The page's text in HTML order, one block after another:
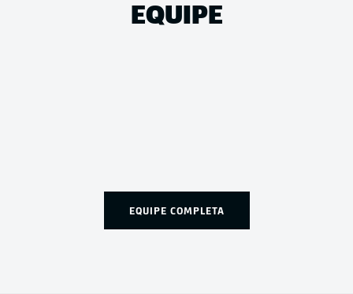
EQUIPE
EQUIPE COMPLETA